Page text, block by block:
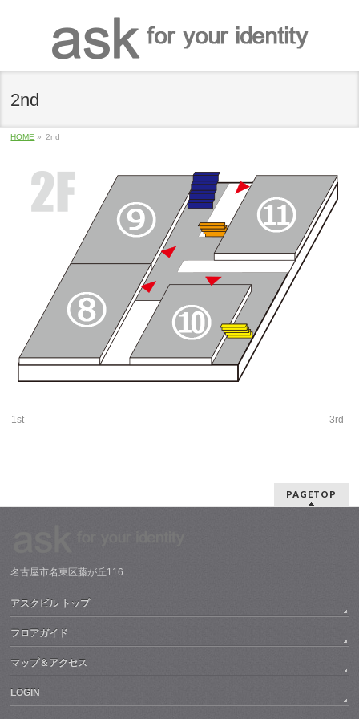
2nd
HOME » 2nd
1st 3rd
PAGETOP
名古屋市名東区藤が丘116
アスクビル トップ
フロアガイド
マップ＆アクセス
LOGIN